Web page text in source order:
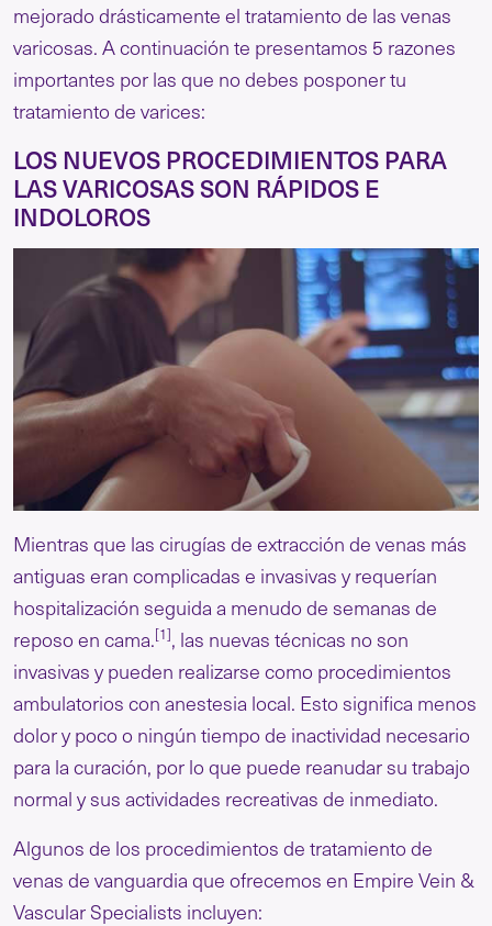
mejorado drásticamente el tratamiento de las venas
varicosas. A continuación te presentamos 5 razones
importantes por las que no debes posponer tu
tratamiento de varices:
LOS NUEVOS PROCEDIMIENTOS PARA
LAS VARICOSAS SON RÁPIDOS E
INDOLOROS
Mientras que las cirugías de extracción de venas más
antiguas eran complicadas e invasivas y requerían
hospitalización seguida a menudo de semanas de
reposo en cama.[1], las nuevas técnicas no son
invasivas y pueden realizarse como procedimientos
ambulatorios con anestesia local. Esto significa menos
dolor y poco o ningún tiempo de inactividad necesario
para la curación, por lo que puede reanudar su trabajo
normal y sus actividades recreativas de inmediato.
Algunos de los procedimientos de tratamiento de
venas de vanguardia que ofrecemos en Empire Vein &
Vascular Specialists incluyen: